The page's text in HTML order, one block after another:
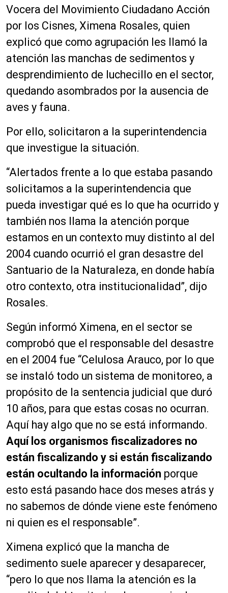
Vocera del Movimiento Ciudadano Acción
por los Cisnes, Ximena Rosales, quien
explicó que como agrupación les llamó la
atención las manchas de sedimentos y
desprendimiento de luchecillo en el sector,
quedando asombrados por la ausencia de
aves y fauna.
Por ello, solicitaron a la superintendencia
que investigue la situación.
“Alertados frente a lo que estaba pasando
solicitamos a la superintendencia que
pueda investigar qué es lo que ha ocurrido y
también nos llama la atención porque
estamos en un contexto muy distinto al del
2004 cuando ocurrió el gran desastre del
Santuario de la Naturaleza, en donde había
otro contexto, otra institucionalidad”, dijo
Rosales.
Según informó Ximena, en el sector se
comprobó que el responsable del desastre
en el 2004 fue “Celulosa Arauco, por lo que
se instaló todo un sistema de monitoreo, a
propósito de la sentencia judicial que duró
10 años, para que estas cosas no ocurran.
Aquí hay algo que no se está informando.
Aquí los organismos fiscalizadores no
están fiscalizando y si están fiscalizando
están ocultando la información porque
esto está pasando hace dos meses atrás y
no sabemos de dónde viene este fenómeno
ni quien es el responsable”.
Ximena explicó que la mancha de
sedimento suele aparecer y desaparecer,
“pero lo que nos llama la atención es la